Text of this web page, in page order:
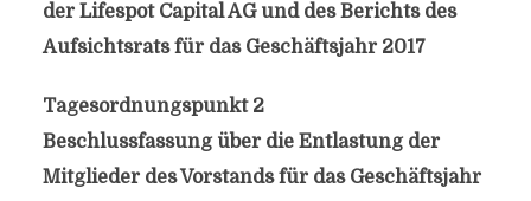
der Lifespot Capital AG und des Berichts des
Aufsichtsrats für das Geschäftsjahr 2017
Tagesordnungspunkt 2
Beschlussfassung über die Entlastung der
Mitglieder des Vorstands für das Geschäftsjahr